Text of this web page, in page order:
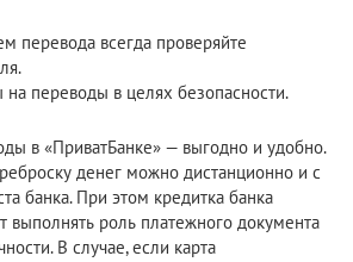
перевода всегда проверяйте
на переводы в целях безопасности.
в «ПриватБанке» — выгодно и удобно.
денег можно дистанционно и с
банка. При этом кредитка банка
выполнять роль платежного документа
В случае, если карта